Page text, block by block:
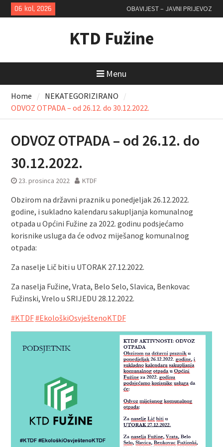
Skip
to
06 kol, 2026 OBAVIJEST – JAVNI PRIJEVOZ
KTD Fužine
Menu
Home
NEKATEGORIZIRANO
ODVOZ OTPADA – od 26.12. do 30.12.2022.
ODVOZ OTPADA – od 26.12. do
30.12.2022.
23. prosinca 2022 KTDF
Obzirom na državni praznik u ponedjeljak 26.12.2022.
godine, i sukladno kalendaru sakupljanja komunalnog
otpada u Općini Fužine za 2022. godinu podsjećamo
korisnike usluga da će odvoz miješanog komunalnog
otpada:
Za naselje Lič biti u UTORAK 27.12.2022.
Za naselja Fužine, Vrata, Belo Selo, Slavica, Benkovac
Fužinski, Vrelo u SRIJEDU 28.12.2022.
#KTDF#EkološkiOsvještenoKTDF